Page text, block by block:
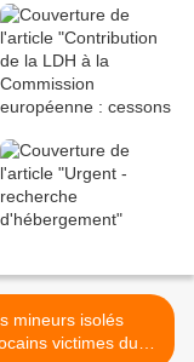
mineurs isolés
victimes du